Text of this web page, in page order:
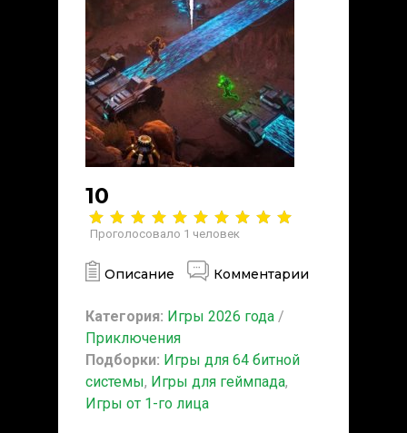
10
Проголосовало 1 человек
Описание Комментарии
Категория: Игры 2026 года /
Приключения
Подборки: Игры для 64 битной
системы, Игры для геймпада,
Игры от 1-го лица